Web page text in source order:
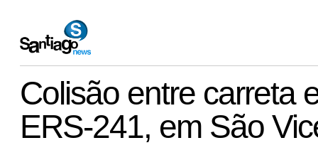
Colisão entre carreta
ERS-241, em São